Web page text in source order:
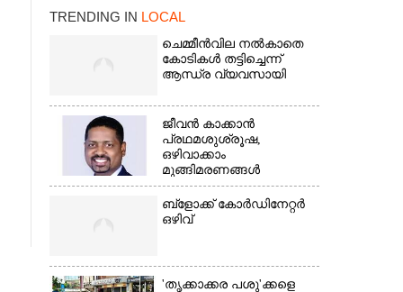
TRENDING IN LOCAL
ചെമ്മീൻവില നൽകാതെ
കോടികൾ തട്ടിച്ചെന്ന്
ആന്ധ്ര വ്യവസായി
ജീവൻ കാക്കാൻ
പ്രഥമശുശ്രൂഷ,
ഒഴിവാക്കാം
മുങ്ങിമരണങ്ങൾ
ബ്‌ളോക്ക് കോർഡിനേറ്റർ
ഒഴിവ്
'തൃക്കാക്കര പശു'ക്കളെ
×